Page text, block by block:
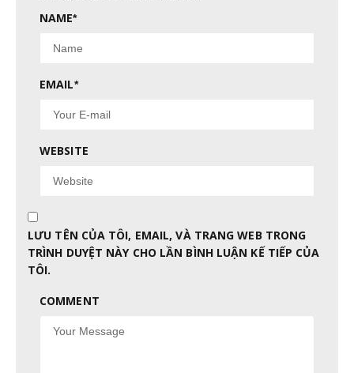
NAME*
EMAIL*
WEBSITE
LƯU TÊN CỦA TÔI, EMAIL, VÀ TRANG WEB TRONG
TRÌNH DUYỆT NÀY CHO LẦN BÌNH LUẬN KẾ TIẾP CỦA
TÔI.
COMMENT